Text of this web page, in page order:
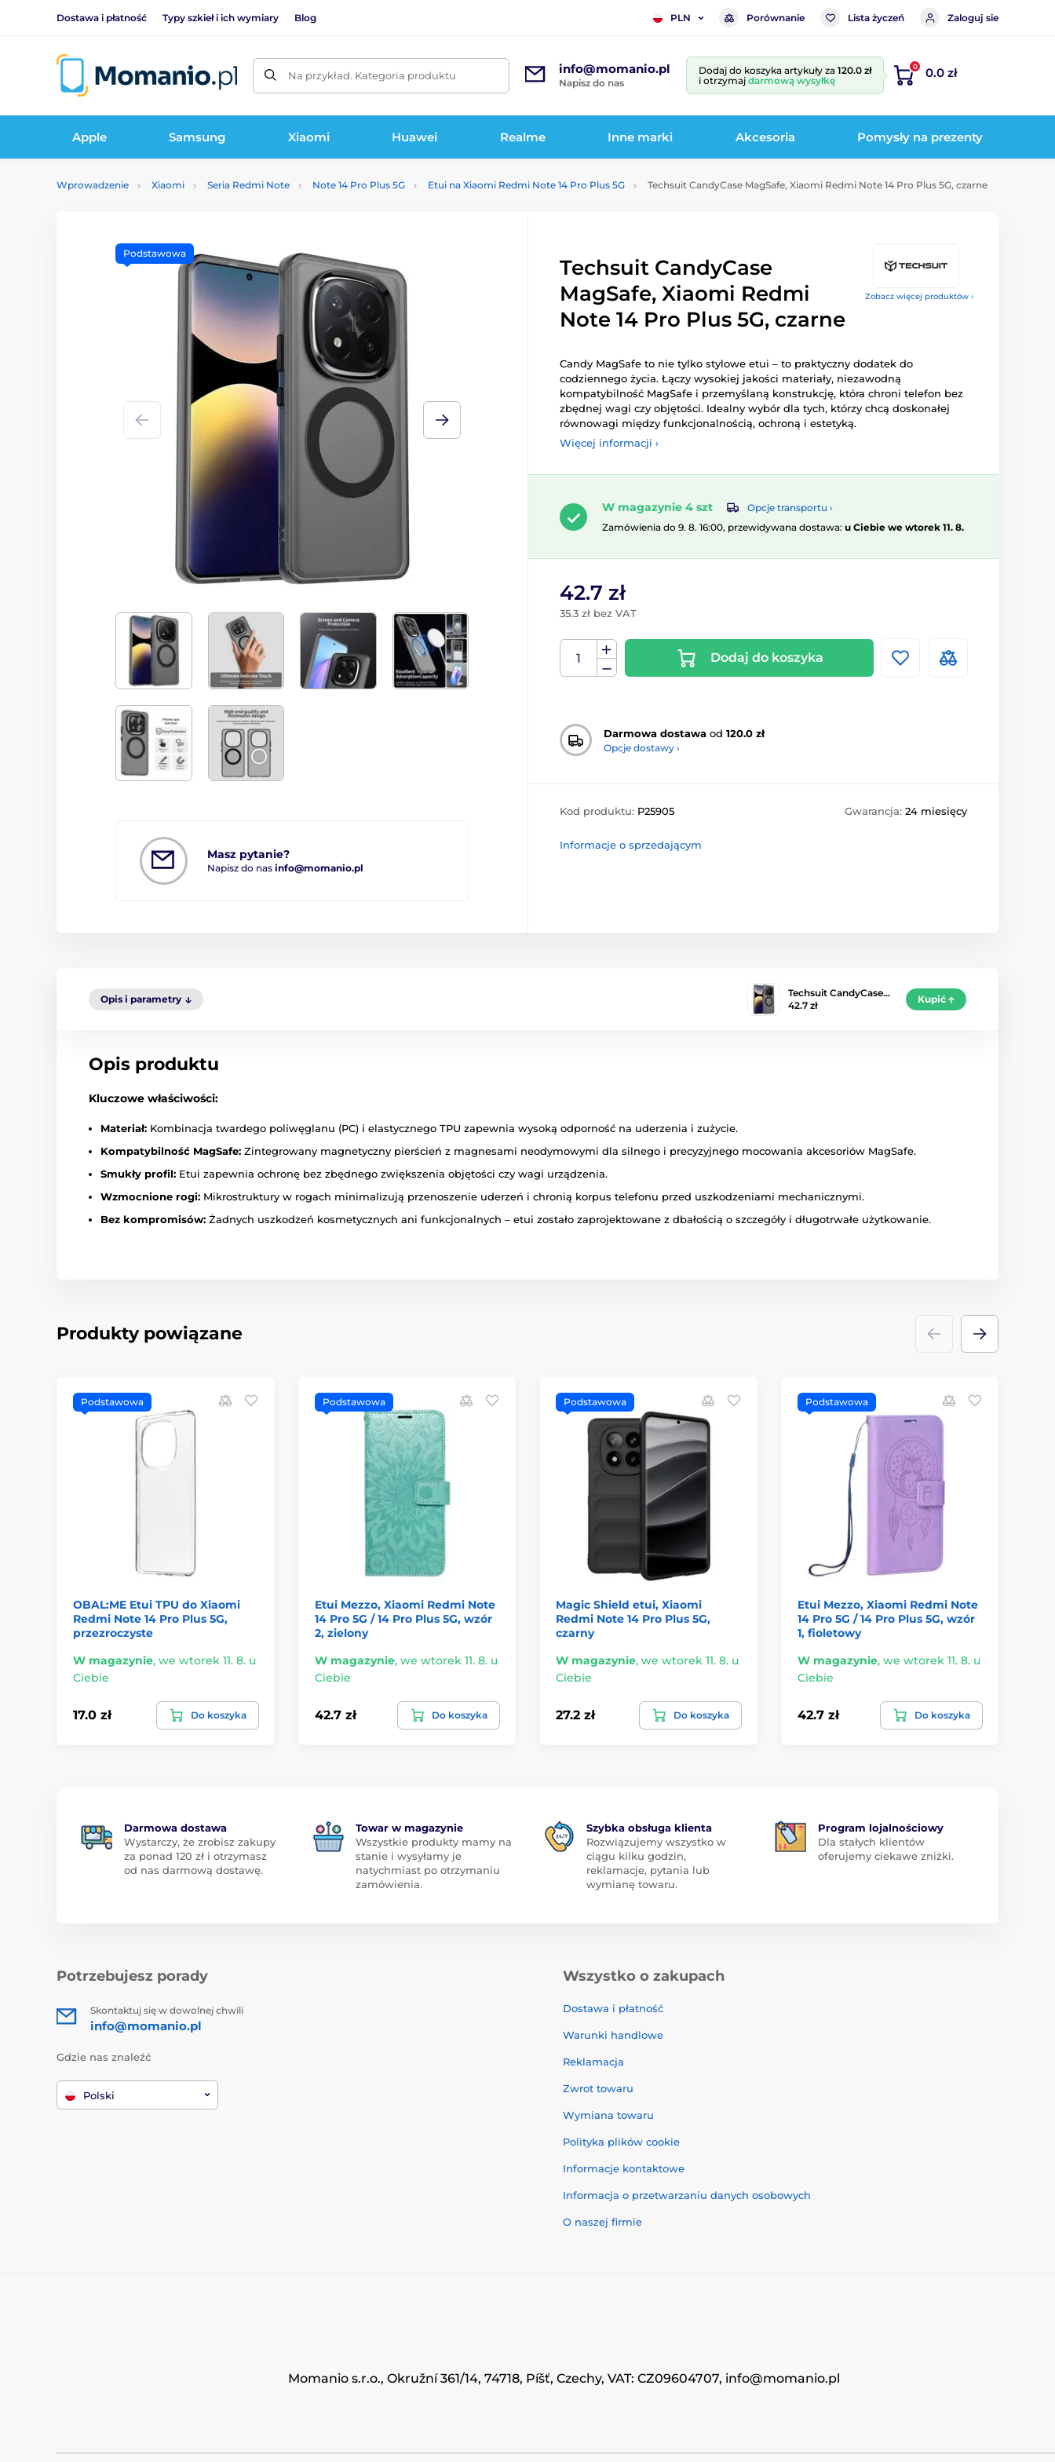
Dostawa i płatność Typy szkieł i ich wymiary Blog PLN Porównanie Lista życzeń Zaloguj sie
Na przykład. Kategoria produktu info@momanio.pl
Napisz do nas
Dodaj do koszyka artykuły za 120.0 zł
i otrzymaj darmową wysyłkę
0 0.0 zł
Apple Samsung Xiaomi Huawei Realme Inne marki Akcesoria Pomysły na prezenty
Wprowadzenie Xiaomi Seria Redmi Note Note 14 Pro Plus 5G Etui na Xiaomi Redmi Note 14 Pro Plus 5G Techsuit CandyCase MagSafe, Xiaomi Redmi Note 14 Pro Plus 5G, czarne
Zobacz więcej produktów ›
Masz pytanie?
Napisz do nas info@momanio.pl
Podstawowa
Techsuit CandyCase
MagSafe, Xiaomi Redmi
Note 14 Pro Plus 5G, czarne
Candy MagSafe to nie tylko stylowe etui – to praktyczny dodatek do
codziennego życia. Łączy wysokiej jakości materiały, niezawodną
kompatybilność MagSafe i przemyślaną konstrukcję, która chroni telefon bez
zbędnej wagi czy objętości. Idealny wybór dla tych, którzy chcą doskonałej
równowagi między funkcjonalnością, ochroną i estetyką.
Więcej informacji ›
W magazynie 4 szt
Opcje transportu ›
Zamówienia do 9. 8. 16:00, przewidywana dostawa: u Ciebie we wtorek 11. 8.
42.7 zł
35.3 zł bez VAT
Dodaj do koszyka
Darmowa dostawa od 120.0 zł
Opcje dostawy ›
Kod produktu: P25905 Gwarancja: 24 miesięcy
Informacje o sprzedającym
Opis i parametry
Techsuit CandyCase…
42.7 zł
Kupić
Opis produktu
Kluczowe właściwości:
Materiał: Kombinacja twardego poliwęglanu (PC) i elastycznego TPU zapewnia wysoką odporność na uderzenia i zużycie.
Kompatybilność MagSafe: Zintegrowany magnetyczny pierścień z magnesami neodymowymi dla silnego i precyzyjnego mocowania akcesoriów MagSafe.
Smukły profil: Etui zapewnia ochronę bez zbędnego zwiększenia objętości czy wagi urządzenia.
Wzmocnione rogi: Mikrostruktury w rogach minimalizują przenoszenie uderzeń i chronią korpus telefonu przed uszkodzeniami mechanicznymi.
Bez kompromisów: Żadnych uszkodzeń kosmetycznych ani funkcjonalnych – etui zostało zaprojektowane z dbałością o szczegóły i długotrwałe użytkowanie.
Produkty powiązane
Podstawowa
OBAL:ME Etui TPU do Xiaomi
Redmi Note 14 Pro Plus 5G,
przezroczyste
W magazynie, we wtorek 11. 8. u
Ciebie
17.0 zł Do koszyka
Podstawowa
Etui Mezzo, Xiaomi Redmi Note
14 Pro 5G / 14 Pro Plus 5G, wzór
2, zielony
W magazynie, we wtorek 11. 8. u
Ciebie
42.7 zł Do koszyka
Podstawowa
Magic Shield etui, Xiaomi
Redmi Note 14 Pro Plus 5G,
czarny
W magazynie, we wtorek 11. 8. u
Ciebie
27.2 zł Do koszyka
Podstawowa
Etui Mezzo, Xiaomi Redmi Note
14 Pro 5G / 14 Pro Plus 5G, wzór
1, fioletowy
W magazynie, we wtorek 11. 8. u
Ciebie
42.7 zł Do koszyka
Darmowa dostawa
Wystarczy, że zrobisz zakupy
za ponad 120 zł i otrzymasz
od nas darmową dostawę.
Towar w magazynie
Wszystkie produkty mamy na
stanie i wysyłamy je
natychmiast po otrzymaniu
zamówienia.
Szybka obsługa klienta
Rozwiązujemy wszystko w
ciągu kilku godzin,
reklamacje, pytania lub
wymianę towaru.
Program lojalnościowy
Dla stałych klientów
oferujemy ciekawe zniżki.
Potrzebujesz porady
Skontaktuj się w dowolnej chwili
info@momanio.pl
Gdzie nas znaleźć
Polski
Wszystko o zakupach
Dostawa i płatność
Warunki handlowe
Reklamacja
Zwrot towaru
Wymiana towaru
Polityka plików cookie
Informacje kontaktowe
Informacja o przetwarzaniu danych osobowych
O naszej firmie
Momanio s.r.o., Okružní 361/14, 74718, Píšť, Czechy, VAT: CZ09604707, info@momanio.pl